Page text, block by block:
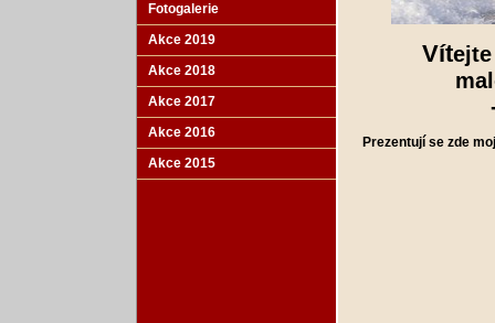
Fotogalerie
Akce 2019
Akce 2018
Akce 2017
Akce 2016
Akce 2015
Vít
Prezentují se zde